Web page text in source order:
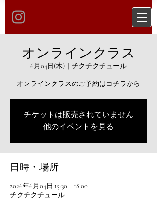
オンラインクラス
6月04日(木) チクチクチュール
オンラインクラスのご予約はコチラから
チケットは販売されていません
他のイベントを見る
日時・場所
2026年6月04日 15:30 – 18:00
チクチクチュール